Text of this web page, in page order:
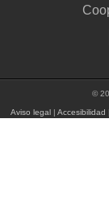
©
Aviso legal |Accesibilidad